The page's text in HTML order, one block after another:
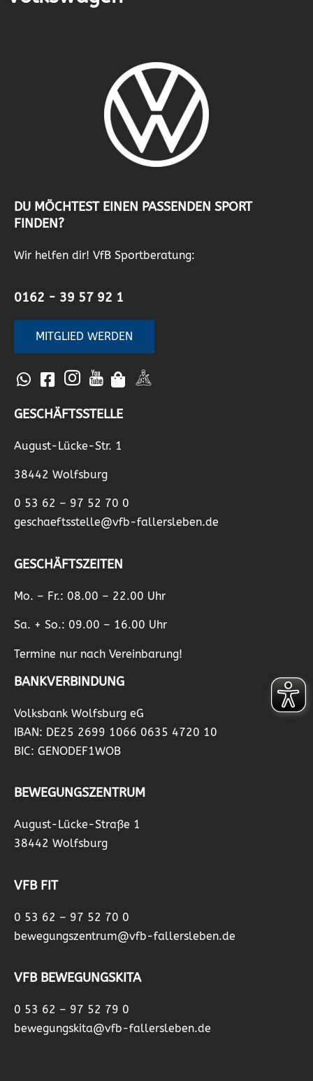
DU MÖCHTEST EINEN PASSENDEN SPORT
FINDEN?
Wir helfen dir! VfB Sportberatung:
0162 - 39 57 92 1
MITGLIED WERDEN
GESCHÄFTSSTELLE
August-Lücke-Str. 1
38442 Wolfsburg
0 53 62 – 97 52 70 0
geschaeftsstelle@vfb-fallersleben.de
GESCHÄFTSZEITEN
Mo. – Fr.: 08.00 – 22.00 Uhr
Sa. + So.: 09.00 – 16.00 Uhr
Termine nur nach Vereinbarung!
BANKVERBINDUNG
Volksbank Wolfsburg eG
IBAN: DE25 2699 1066 0635 4720 10
BIC: GENODEF1WOB
BEWEGUNGSZENTRUM
August-Lücke-Straße 1
38442 Wolfsburg
VFB FIT
0 53 62 – 97 52 70 0
bewegungszentrum@vfb-fallersleben.de
VFB BEWEGUNGSKITA
0 53 62 – 97 52 79 0
bewegungskita@vfb-fallersleben.de